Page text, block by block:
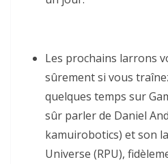
Les prochains larrons
sûrement si vous
quelques temps sur
sûr parler de Daniel
kamuirobotics) et son
Universe (RPU),